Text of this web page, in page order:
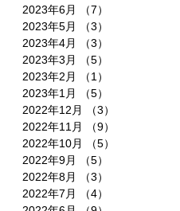
2023年6月
（7）
2023年5月
（3）
2023年4月
（3）
2023年3月
（5）
2023年2月
（1）
2023年1月
（5）
2022年12月
（3）
2022年11月
（9）
2022年10月
（5）
2022年9月
（5）
2022年8月
（3）
2022年7月
（4）